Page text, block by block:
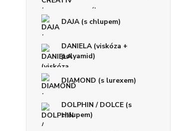
DAJA (s chlupem)
DANIELA (viskóza +
polyamid)
DIAMOND (s lurexem)
DOLPHIN / DOLCE (s
chlupem)